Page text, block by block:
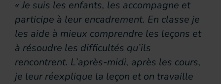
« Je suis les enfants, les accompagne et
participe à leur encadrement. En classe je
les aide à mieux comprendre les leçons et
à résoudre les difficultés qu’ils
rencontrent. L’après-midi, après les cours,
je leur réexplique la leçon et on travaille